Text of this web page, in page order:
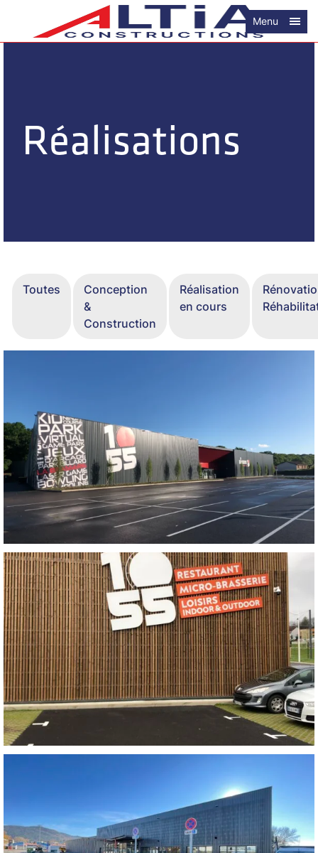
Menu
Réalisations
Toutes
Conception
&
Construction
Réalisation
en cours